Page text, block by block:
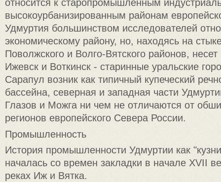
относится к старопромышленным
высокоурбанизированным районам
Удмуртия большинством исследователей
экономическому району, но, находясь на
Поволжского и Волго-Вятского районов,
Ижевск и Воткинск - старинные уральские
Сарапул возник как типичный купеческий
бассейна, северная и западная части
Глазов и Можга ни чем не отличаются от
регионов европейского Севера России.
Промышленность
История промышленности Удмуртии как
началась со времен закладки в начале XVII
реках Иж и Вятка.